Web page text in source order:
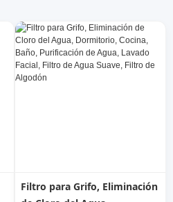
de agua,
de filtración,
XOOBAY
elimina impurezas, mejora
fácil y mantenimiento
Filtro para Grifo, Eliminación